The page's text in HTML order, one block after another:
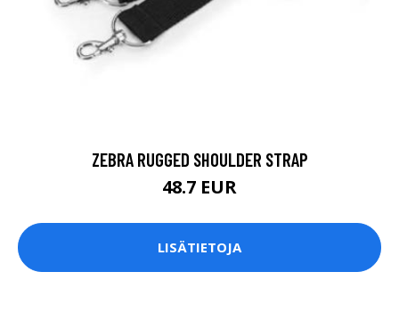
ZEBRA RUGGED SHOULDER STRAP
48.7 EUR
LISÄTIETOJA